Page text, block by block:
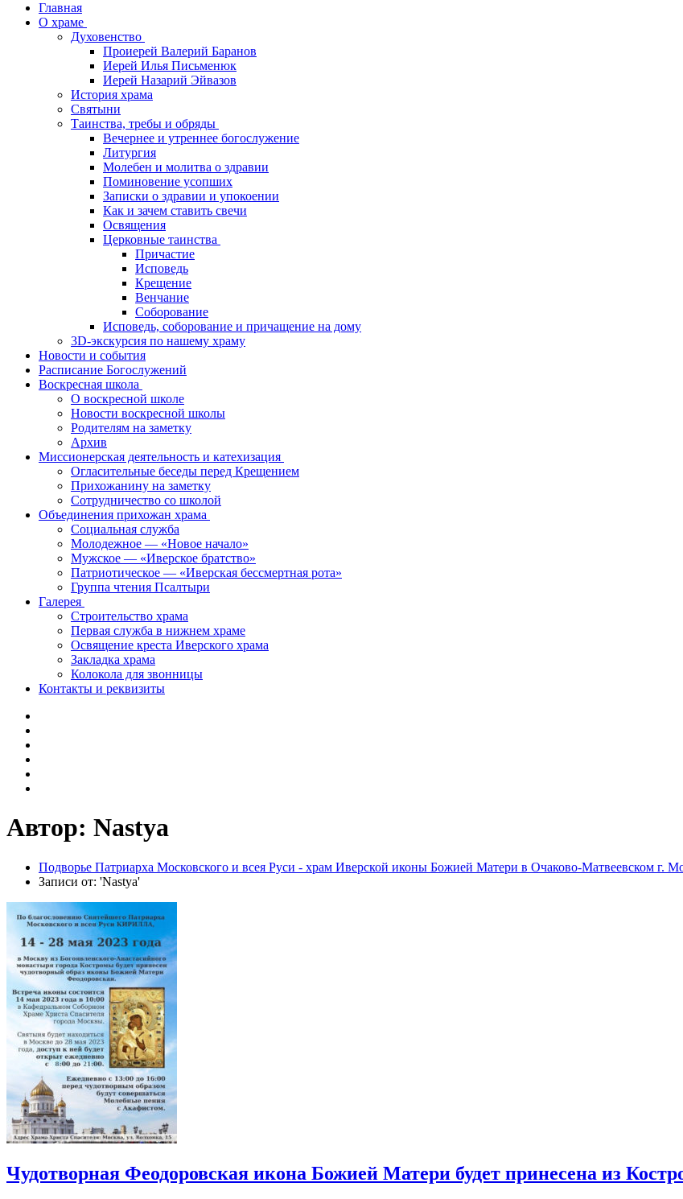
Главная
О храме
Духовенство
Проиерей Валерий Баранов
Иерей Илья Письменюк
Иерей Назарий Эйвазов
История храма
Святыни
Таинства, требы и обряды
Вечернее и утреннее богослужение
Литургия
Молебен и молитва о здравии
Поминовение усопших
Записки о здравии и упокоении
Как и зачем ставить свечи
Освящения
Церковные таинства
Причастие
Исповедь
Крещение
Венчание
Соборование
Исповедь, соборование и причащение на дому
3D-экскурсия по нашему храму
Новости и события
Расписание Богослужений
Воскресная школа
О воскресной школе
Новости воскресной школы
Родителям на заметку
Архив
Миссионерская деятельность и катехизация
Огласительные беседы перед Крещением
Прихожанину на заметку
Сотрудничество со школой
Объединения прихожан храма
Социальная служба
Молодежное — «Новое начало»
Мужское — «Иверское братство»
Патриотическое — «Иверская бессмертная рота»
Группа чтения Псалтыри
Галерея
Строительство храма
Первая служба в нижнем храме
Освящение креста Иверского храма
Закладка храма
Колокола для звонницы
Контакты и реквизиты
Автор: Nastya
Подворье Патриарха Московского и всея Руси - храм Иверской иконы Божией Матери в Очаково-Матвеевском г.
Записи от: 'Nastya'
Чудотворная Феодоровская икона Божией Матери будет принесена из